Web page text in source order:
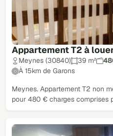
Appartement T2 à
Meynes (30840) 39 m²
À 15km de Garons
Meynes. Appartement T2 non
pour 480 € charges comprises